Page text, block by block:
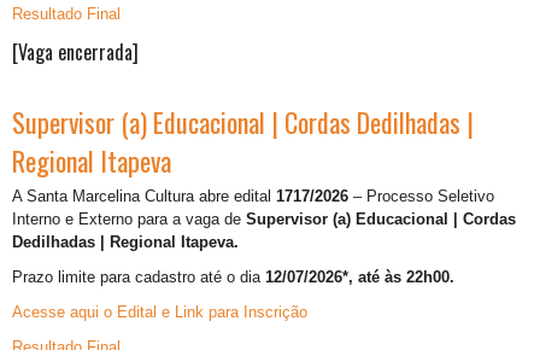
Resultado Final
[Vaga encerrada]
Supervisor (a) Educacional | Cordas Dedilhadas |
Regional Itapeva
A Santa Marcelina Cultura abre edital 1717/2026 – Processo Seletivo
Interno e Externo para a vaga de Supervisor (a) Educacional | Cordas
Dedilhadas | Regional Itapeva.
Prazo limite para cadastro até o dia 12/07/2026*, até às 22h00.
Acesse aqui o Edital e Link para Inscrição